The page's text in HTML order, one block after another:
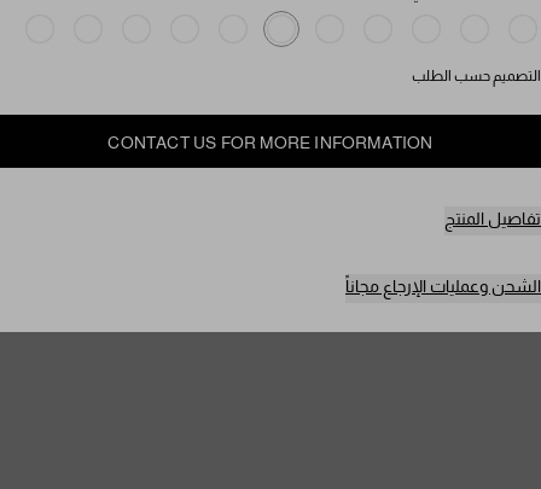
التصميم حسب الطلب
CONTACT US FOR MORE INFORMATION
تفاصيل المنتج
الشحن وعمليات الإرجاع مجاناً